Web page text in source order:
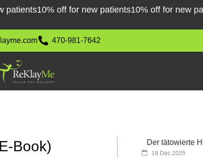
10% off for new patients10% off for new
470-981-7642
Book) Der tätowierte
18 Dec 2025